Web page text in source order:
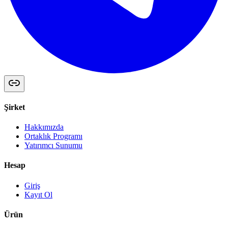
Şirket
Hakkımızda
Ortaklık Programı
Yatırımcı Sunumu
Hesap
Giriş
Kayıt Ol
Ürün